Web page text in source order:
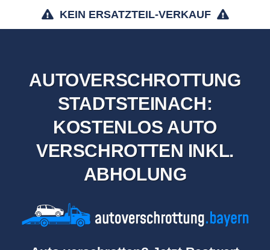
KEIN ERSATZTEIL-VERKAUF
AUTOVERSCHROTTUNG
STADTSTEINACH:
KOSTENLOS AUTO
VERSCHROTTEN INKL.
ABHOLUNG